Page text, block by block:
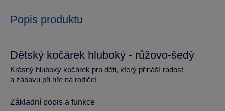
Popis produktu
Dětský kočárek hluboký - růžovo-šedý
Krásný hluboký kočárek pro děti, který přináší radost
a zábavu při hře na rodiče!
Základní popis a funkce